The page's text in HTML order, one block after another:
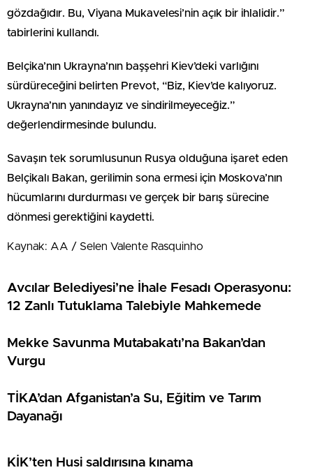
gözdağıdır. Bu, Viyana Mukavelesi’nin açık bir ihlalidir.”
tabirlerini kullandı.
Belçika’nın Ukrayna’nın başşehri Kiev’deki varlığını
sürdüreceğini belirten Prevot, “Biz, Kiev’de kalıyoruz.
Ukrayna’nın yanındayız ve sindirilmeyeceğiz.”
değerlendirmesinde bulundu.
Savaşın tek sorumlusunun Rusya olduğuna işaret eden
Belçikalı Bakan, gerilimin sona ermesi için Moskova’nın
hücumlarını durdurması ve gerçek bir barış sürecine
dönmesi gerektiğini kaydetti.
Kaynak: AA / Selen Valente Rasquinho
Avcılar Belediyesi’ne İhale Fesadı Operasyonu:
12 Zanlı Tutuklama Talebiyle Mahkemede
Mekke Savunma Mutabakatı’na Bakan’dan
Vurgu
TİKA’dan Afganistan’a Su, Eğitim ve Tarım
Dayanağı
KİK’ten Husi saldırısına kınama